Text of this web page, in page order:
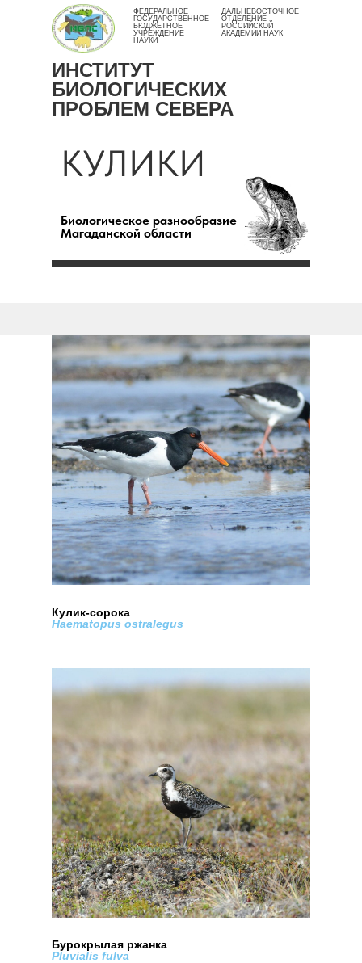
ИНСТИТУТ
БИОЛОГИЧЕСКИХ
ПРОБЛЕМ СЕВЕРА
ФЕДЕРАЛЬНОЕ
ГОСУДАРСТВЕННОЕ
БЮДЖЕТНОЕ
УЧРЕЖДЕНИЕ
НАУКИ
ДАЛЬНЕВОСТОЧНОЕ
ОТДЕЛЕНИЕ
РОССИЙСКОЙ
АКАДЕМИИ НАУК
КУЛИКИ
Биологическое разнообразие
Магаданской области
Кулик-сорока
Haematopus ostralegus
Бурокрылая ржанка
Pluvialis fulva